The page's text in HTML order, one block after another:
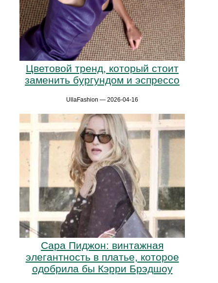
Цветовой тренд, который стоит
заменить бургундом и эспрессо
UllaFashion — 2026-04-16
Сара Пиджон: винтажная
элегантность в платье, которое
одобрила бы Кэрри Брэдшоу